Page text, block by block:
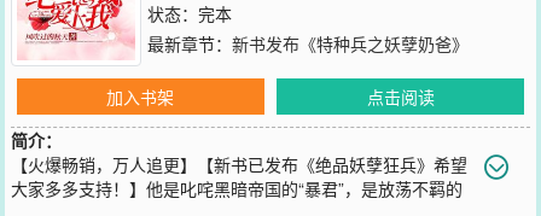
状态：完本
最新章节： 新书发布《特种兵之妖孽奶爸》
加入书架
点击阅读
简介：
【火爆畅销，万人追更】【新书已发布《绝品妖孽狂兵》希望
大家多多支持！】他是叱咤黑暗帝国的“暴君”，是放荡不羁的